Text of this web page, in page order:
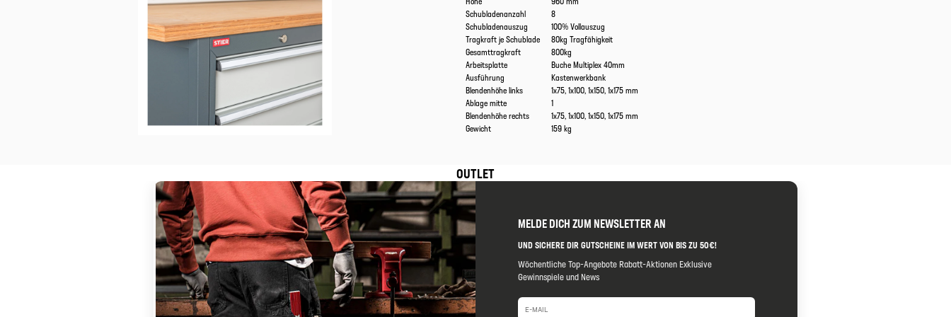
Schubladenanzahl
8
Schubladenauszug
100% Vollauszug
Tragkraft je Schublade
80kg Tragfähigkeit
Gesamttragkraft
800kg
Arbeitsplatte
Buche Multiplex 40mm
Ausführung
Kastenwerkbank
Blendenhöhe links
1x75, 1x100, 1x150, 1x175 mm
Ablage mitte
1
Blendenhöhe rechts
1x75, 1x100, 1x150, 1x175 mm
Gewicht
159 kg
OUTLET
MELDE DICH ZUM NEWSLETTER AN
UND SICHERE DIR GUTSCHEINE IM WERT VON BIS ZU 50€!
Wöchentliche Top-Angebote Rabatt-Aktionen Exklusive
Gewinnspiele und News